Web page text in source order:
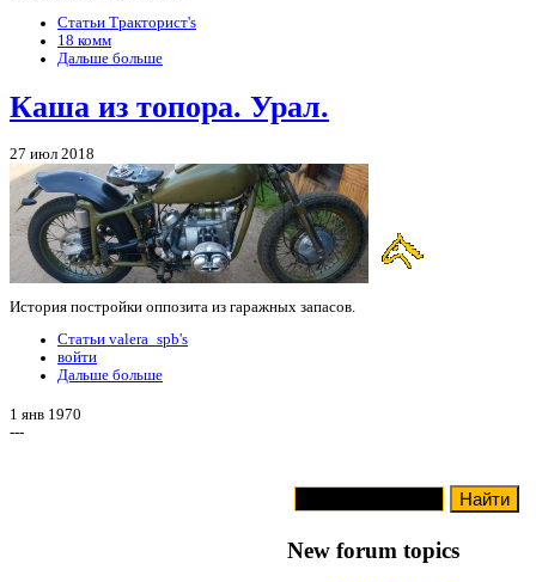
Статьи Тракторист's
18 комм
Дальше больше
Каша из топора. Урал.
27 июл 2018
История постройки оппозита из гаражных запасов.
Статьи valera_spb's
войти
Дальше больше
1 янв 1970
---
New forum topics